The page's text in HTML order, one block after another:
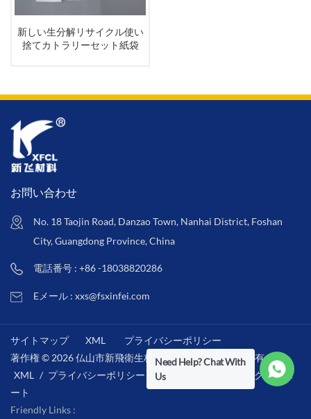
新しい生分解リサイクル使い
捨てカトラリーセット紙袋
お問い合わせ
No. 18 Taojin Road, Danzao Town, Nanhai District, Foshan
City, Guangdong Province, China
電話番号 : +86 -18038820286
Eメール : xxs@fsxinfei.com
サイトマップ XML
プライバシーポリシー
著作権 © 2026 仏山市新飛衛生材料株式会社 .全著作権所有 . /
XML / プライバシーポリシー /
IPv6ネットワークをサポ
ート
Friendly Links :
Need Help? Chat With
Us